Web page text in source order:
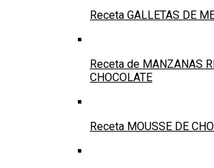
Receta GALLETAS DE
Receta de MANZANAS
CHOCOLATE
Receta MOUSSE DE